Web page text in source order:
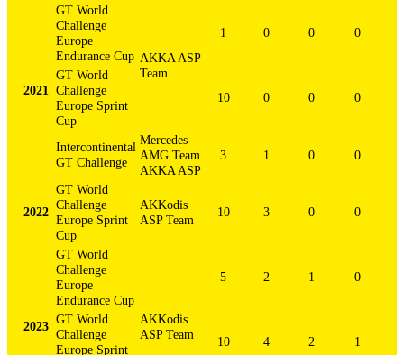
2021
GT World
Challenge
Europe
Endurance Cup AKKA ASP
Team
1 0 0 0
GT World
Challenge
Europe Sprint
Cup
10 0 0 0
Intercontinental
GT Challenge
Mercedes-
AMG Team
AKKA ASP
3 1 0 0
2022
GT World
Challenge
Europe Sprint
Cup
AKKodis
ASP Team
10 3 0 0
2023
GT World
Challenge
Europe
Endurance Cup
AKKodis
ASP Team
5 2 1 0
GT World
Challenge
Europe Sprint
10 4 2 1